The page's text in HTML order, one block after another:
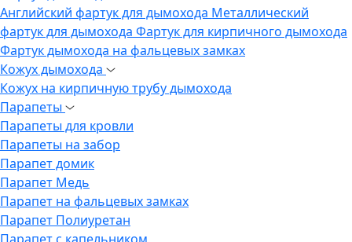
Английский фартук для дымохода Металлический
фартук для дымохода Фартук для кирпичного дымохода
Фартук дымохода на фальцевых замках
Кожух дымохода
Кожух на кирпичную трубу дымохода
Парапеты
Парапеты для кровли
Парапеты на забор
Парапет домик
Парапет Медь
Парапет на фальцевых замках
Парапет Полиуретан